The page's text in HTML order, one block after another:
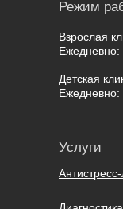
Взрослая
Ежедневно:
Детская
Ежедневно:
Режим
Услуги